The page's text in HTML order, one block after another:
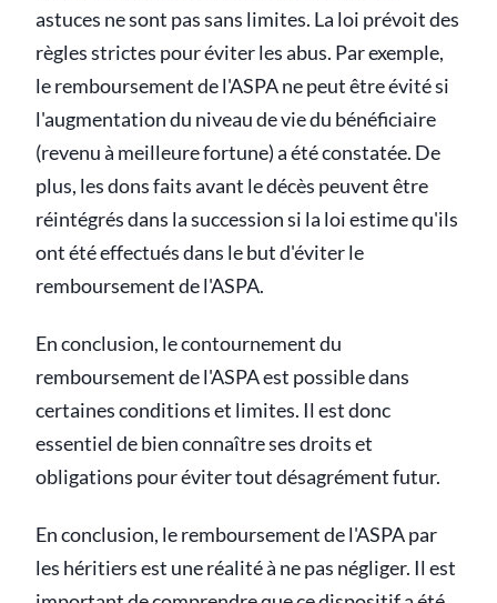
astuces ne sont pas sans limites. La loi prévoit des
règles strictes pour éviter les abus. Par exemple,
le remboursement de l'ASPA ne peut être évité si
l'augmentation du niveau de vie du bénéficiaire
(revenu à meilleure fortune) a été constatée. De
plus, les dons faits avant le décès peuvent être
réintégrés dans la succession si la loi estime qu'ils
ont été effectués dans le but d'éviter le
remboursement de l'ASPA.
En conclusion, le contournement du
remboursement de l'ASPA est possible dans
certaines conditions et limites. Il est donc
essentiel de bien connaître ses droits et
obligations pour éviter tout désagrément futur.
En conclusion, le remboursement de l'ASPA par
les héritiers est une réalité à ne pas négliger. Il est